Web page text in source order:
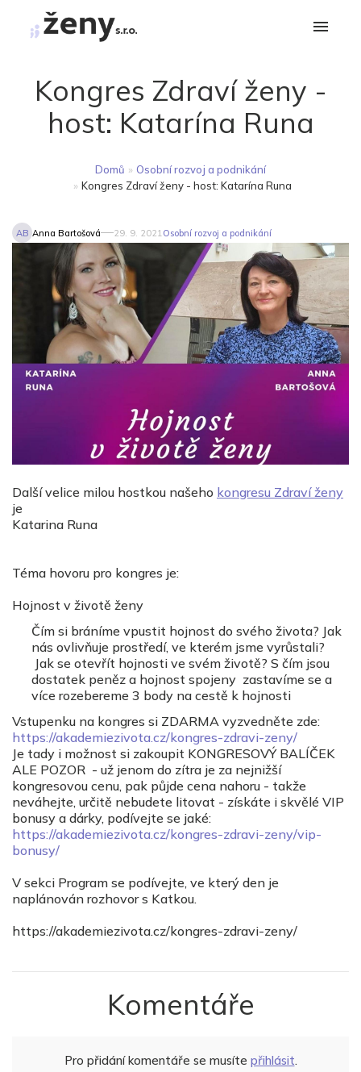
Kongres Zdraví ženy -
host: Katarína Runa
Domů » Osobní rozvoj a podnikání
» Kongres Zdraví ženy - host: Katarína Runa
AB Anna Bartošová 29. 9. 2021 Osobní rozvoj a podnikání
Další velice milou hostkou našeho kongresu Zdraví ženy
je
Katarina Runa
Téma hovoru pro kongres je:
Hojnost v životě ženy
Čím si bráníme vpustit hojnost do svého života? Jak
nás ovlivňuje prostředí, ve kterém jsme vyrůstali?
Jak se otevřít hojnosti ve svém životě? S čím jsou
dostatek peněz a hojnost spojeny zastavíme se a
více rozebereme 3 body na cestě k hojnosti
Vstupenku na kongres si ZDARMA vyzvedněte zde:
https://akademiezivota.cz/kongres-zdravi-zeny/
Je tady i možnost si zakoupit KONGRESOVÝ BALÍČEK
ALE POZOR - už jenom do zítra je za nejnižší
kongresovou cenu, pak půjde cena nahoru - takže
neváhejte, určitě nebudete litovat - získáte i skvělé VIP
bonusy a dárky, podívejte se jaké:
https://akademiezivota.cz/kongres-zdravi-zeny/vip-
bonusy/
V sekci Program se podívejte, ve který den je
naplánován rozhovor s Katkou.
https://akademiezivota.cz/kongres-zdravi-zeny/
Komentáře
Pro přidání komentáře se musíte přihlásit.